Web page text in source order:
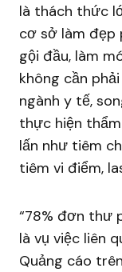
là thách thức
cơ sở làm đẹp
gội đầu, làm
không cần
ngành y tế,
thực hiện
lấn như tiêm
tiêm vi điểm,
“78% đơn thư
là vụ việc liên
Quảng cáo